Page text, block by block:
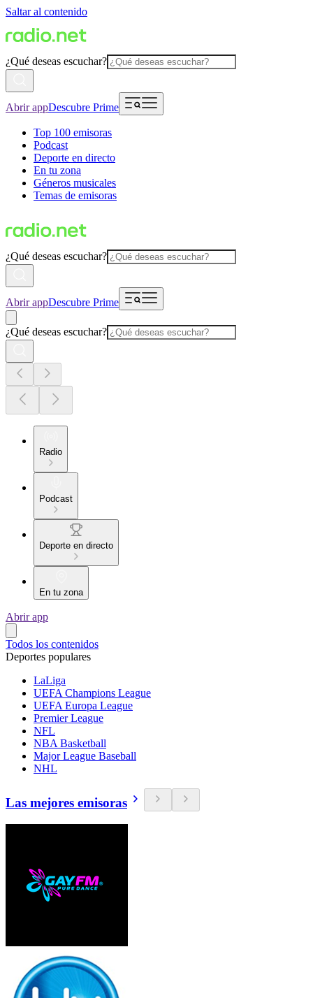
Saltar al contenido
¿Qué deseas escuchar?
Abrir appDescubre Prime
Top 100 emisoras
Podcast
Deporte en directo
En tu zona
Géneros musicales
Temas de emisoras
¿Qué deseas escuchar?
Abrir appDescubre Prime
¿Qué deseas escuchar?
Radio
Podcast
Deporte en directo
En tu zona
Abrir app
Todos los contenidos
Deportes populares
LaLiga
UEFA Champions League
UEFA Europa League
Premier League
NFL
NBA Basketball
Major League Baseball
NHL
Las mejores emisoras